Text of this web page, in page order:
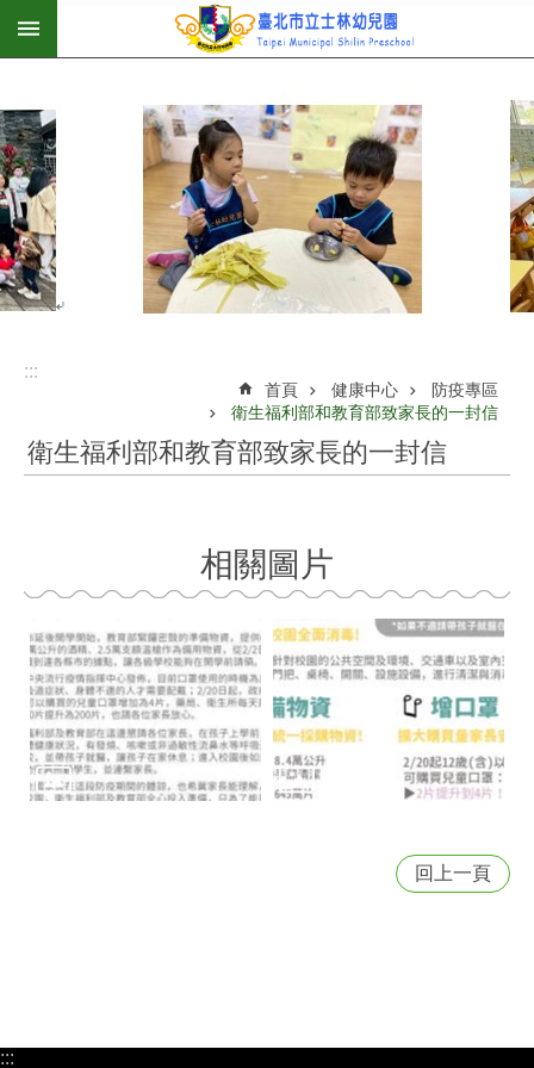
跳到主要內容區塊
:::
首頁 健康中心
防疫專區
衛生福利部和教育部致家長的一封信
衛生福利部和教育部致家長的一封信
相關圖片
回上一頁
:::